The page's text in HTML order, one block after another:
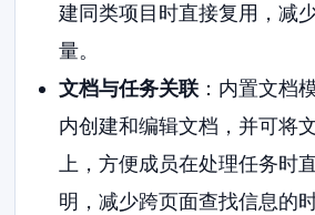
建同类项目时直接复用，减
量。
文档与任务关联：内置文档
内创建和编辑文档，并可将
上，方便成员在处理任务时
明，减少跨页面查找信息的时